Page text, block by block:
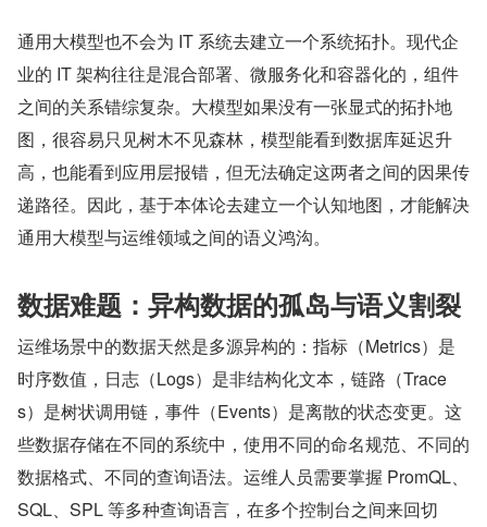
通用大模型也不会为 IT 系统去建立一个系统拓扑。现代企
业的 IT 架构往往是混合部署、微服务化和容器化的，组件
之间的关系错综复杂。大模型如果没有一张显式的拓扑地
图，很容易只见树木不见森林，模型能看到数据库延迟升
高，也能看到应用层报错，但无法确定这两者之间的因果传
递路径。因此，基于本体论去建立一个认知地图，才能解决
通用大模型与运维领域之间的语义鸿沟。
数据难题：异构数据的孤岛与语义割裂
运维场景中的数据天然是多源异构的：指标（Metrics）是
时序数值，日志（Logs）是非结构化文本，链路（Trace
s）是树状调用链，事件（Events）是离散的状态变更。这
些数据存储在不同的系统中，使用不同的命名规范、不同的
数据格式、不同的查询语法。运维人员需要掌握 PromQL、
SQL、SPL 等多种查询语言，在多个控制台之间来回切